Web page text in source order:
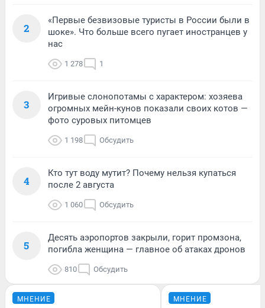
2
«Первые безвизовые туристы в России были в
шоке». Что больше всего пугает иностранцев у
нас
1 278 1
3
Игривые слонопотамы с характером: хозяева
огромных мейн-кунов показали своих котов —
фото суровых питомцев
1 198 Обсудить
4
Кто тут воду мутит? Почему нельзя купаться
после 2 августа
1 060 Обсудить
5
Десять аэропортов закрыли, горит промзона,
погибла женщина — главное об атаках дронов
810 Обсудить
МНЕНИЕ МНЕНИЕ